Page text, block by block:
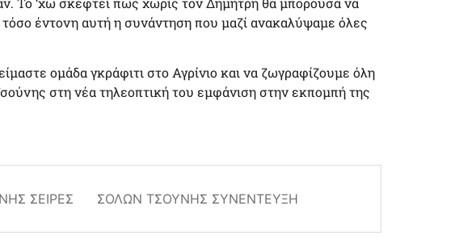
έντονη αυτή η συνάντηση που μαζί ανακαλύψαμε όλες
ομάδα γκράφιτι στο Αγρίνιο και να ζωγραφίζουμε όλη
στη νέα τηλεοπτική του εμφάνιση στην εκπομπή της
ΣΕΙΡΈΣ ΣΌΛΩΝ ΤΣΟΎΝΗΣ ΣΥΝΈΝΤΕΥΞΗ